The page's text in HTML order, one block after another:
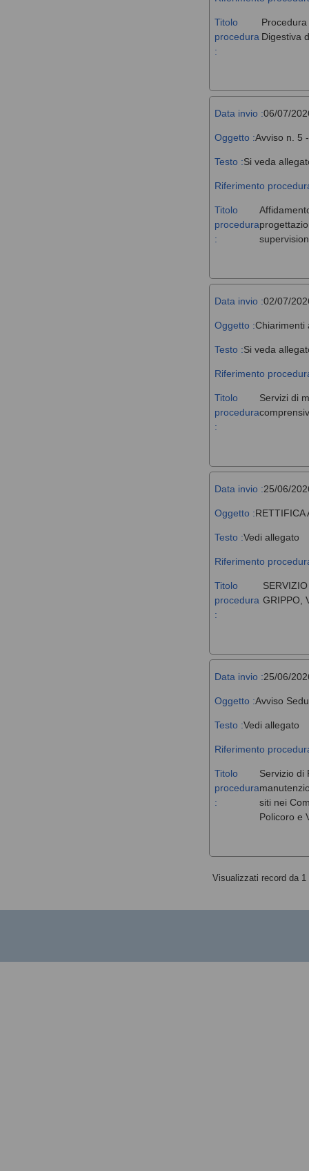
Titolo
procedura
:
Digestiva
Data invio :06/07/
Oggetto :Avviso n. 5
Testo :Si veda
Riferimento
Titolo
procedura
:
Data invio :02/07/
Oggetto :Chiarimenti
Testo :Si veda
Riferimento
Titolo
procedura
:
Servizi di
Data invio :25/06/
Oggetto :RETTIFICA
Testo :Vedi allegato
Riferimento
Titolo
procedura
:
GRIPPO,
Data invio :25/06/
Oggetto :Avviso
Testo :Vedi allegato
Riferimento
Titolo
procedura
:
Servizio di
siti nei
Policoro e
Visualizzati record da 1